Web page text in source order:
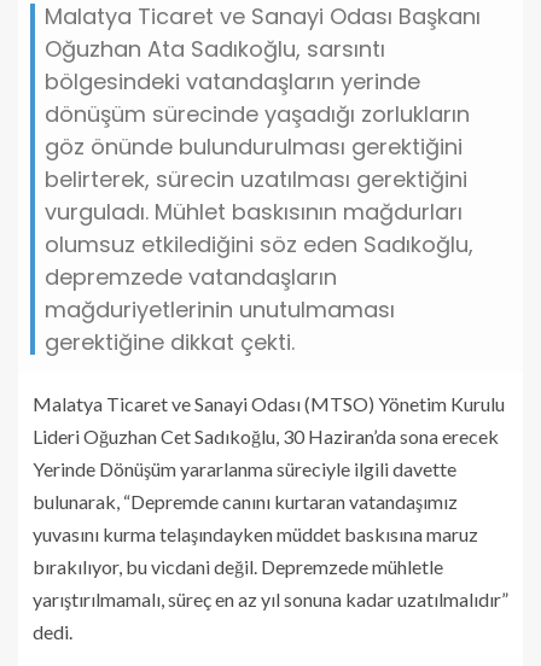
Malatya Ticaret ve Sanayi Odası Başkanı
Oğuzhan Ata Sadıkoğlu, sarsıntı
bölgesindeki vatandaşların yerinde
dönüşüm sürecinde yaşadığı zorlukların
göz önünde bulundurulması gerektiğini
belirterek, sürecin uzatılması gerektiğini
vurguladı. Mühlet baskısının mağdurları
olumsuz etkilediğini söz eden Sadıkoğlu,
depremzede vatandaşların
mağduriyetlerinin unutulmaması
gerektiğine dikkat çekti.
Malatya Ticaret ve Sanayi Odası (MTSO) Yönetim Kurulu
Lideri Oğuzhan Cet Sadıkoğlu, 30 Haziran’da sona erecek
Yerinde Dönüşüm yararlanma süreciyle ilgili davette
bulunarak, “Depremde canını kurtaran vatandaşımız
yuvasını kurma telaşındayken müddet baskısına maruz
bırakılıyor, bu vicdani değil. Depremzede mühletle
yarıştırılmamalı, süreç en az yıl sonuna kadar uzatılmalıdır”
dedi.